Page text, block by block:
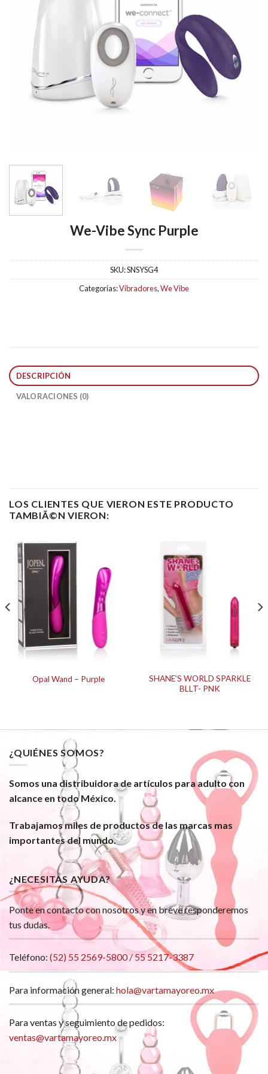
We-Vibe Sync Purple
SKU:SNSYSG4
Categorías:Vibradores,We Vibe
DESCRIPCIÓN
VALORACIONES (0)
LOS CLIENTES QUE VIERON ESTE PRODUCTO
TAMBIÃ©N VIERON:
Opal Wand – Purple
SHANE’S WORLD SPARKLE
BLLT- PNK
¿QUIÉNES SOMOS?
Somos una distribuidora de artículos para adulto con
alcance en todo México.
Trabajamos miles de productos de las marcas mas
importantes del mundo.
¿NECESITAS AYUDA?
Ponte en contacto con nosotros y en breve responderemos
tus dudas.
Teléfono: (52) 55 2569-5800 / 55 5217-3387
Para información general: hola@vartamayoreo.mx
Para ventas y seguimiento de pedidos:
ventas@vartamayoreo.mx